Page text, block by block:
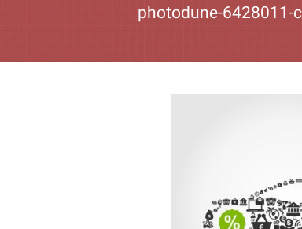
photodune-6428011-